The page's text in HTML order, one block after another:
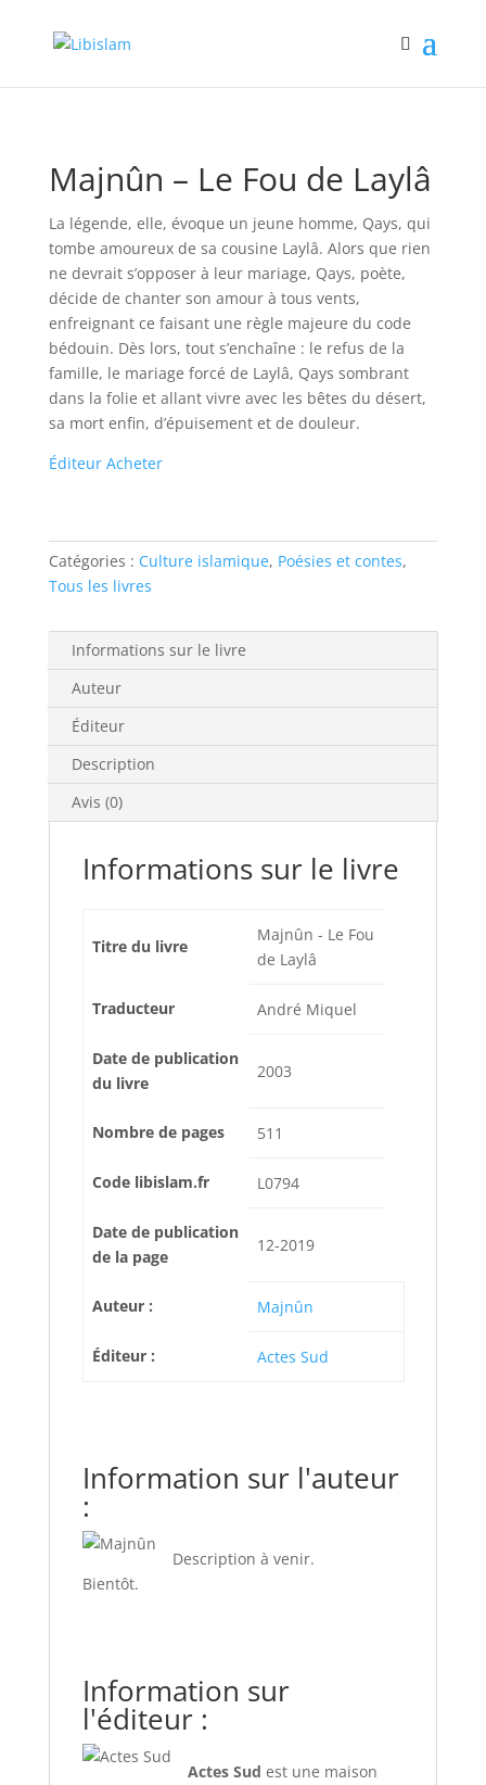
Majnûn – Le Fou de Laylâ
La légende, elle, évoque un jeune homme, Qays, qui
tombe amoureux de sa cousine Laylâ. Alors que rien
ne devrait s’opposer à leur mariage, Qays, poète,
décide de chanter son amour à tous vents,
enfreignant ce faisant une règle majeure du code
bédouin. Dès lors, tout s’enchaîne : le refus de la
famille, le mariage forcé de Laylâ, Qays sombrant
dans la folie et allant vivre avec les bêtes du désert,
sa mort enfin, d’épuisement et de douleur.
Éditeur Acheter
Catégories : Culture islamique, Poésies et contes,
Tous les livres
Informations sur le livre
Auteur
Éditeur
Description
Avis (0)
Informations sur le livre
Titre du livre
Majnûn - Le Fou
de Laylâ
Traducteur André Miquel
Date de publication
du livre
2003
Nombre de pages 511
Code libislam.fr L0794
Date de publication
de la page
12-2019
Auteur : Majnûn
Éditeur : Actes Sud
Information sur l'auteur
:
Description à venir.
Bientôt.
Information sur
l'éditeur :
Actes Sud est une maison